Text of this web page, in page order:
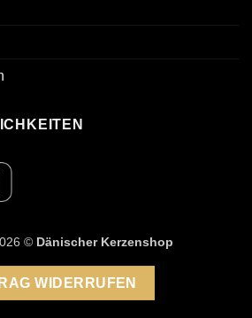
© Dänischer Kerzenshop
WIDERRUFEN